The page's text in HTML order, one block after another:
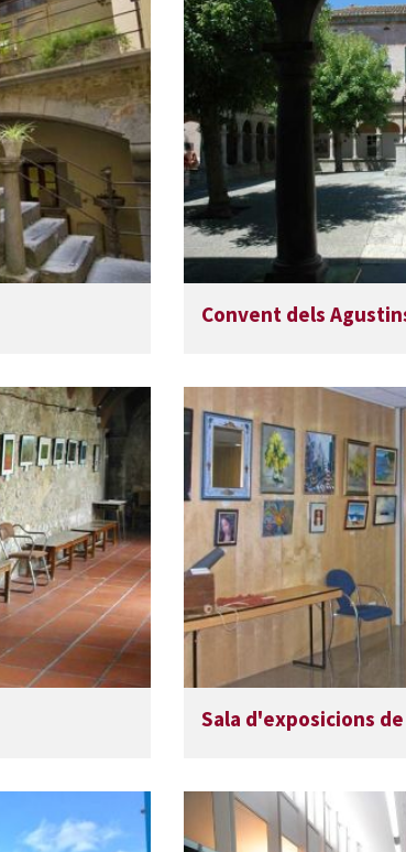
Convent dels
Sala d'exposicions